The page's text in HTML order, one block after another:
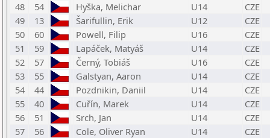
48
54 Hyška, Melichar U14
CZE
49
13 Šarifullin, Erik U12
CZE
50
60 Powell, Filip U16
CZE
51
59 Lapáček, Matyáš U14
CZE
52
57 Černý, Tobiáš U16
CZE
53
55 Galstyan, Aaron U14
CZE
54
44 Pozdnikin, Daniil U14
CZE
55
40 Cuřín, Marek U14
CZE
56
51 Srch, Jan U14
CZE
57
56 Cole, Oliver Ryan U14
CZE